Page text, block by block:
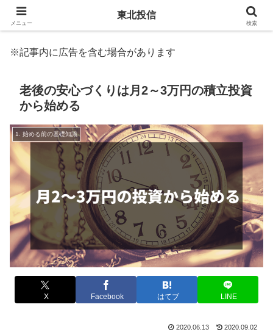
※記事内に広告を含む場合があります
老後の安心づくりは月2～3万円の積立投資
から始める
1. 始める前の基礎知識
X Facebook はてブ LINE
2020.06.13 2020.09.02
メニュー
東北投信
検索